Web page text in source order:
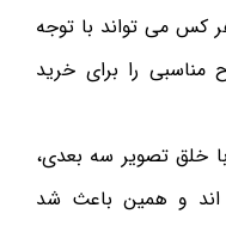
کس می تواند با توجه
را برای خرید
خلق تصویر سه بعدی،
اند و همین باعث شد